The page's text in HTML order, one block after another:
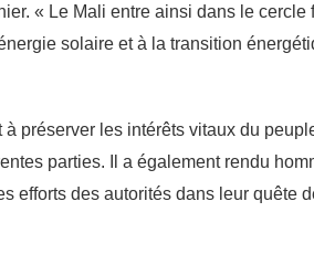
« Le Mali entre ainsi dans le cercle
solaire et à la transition
préserver les intérêts vitaux du
parties. Il a également rendu
efforts des autorités dans leur quête